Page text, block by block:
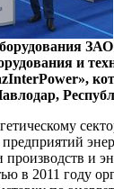
и
производств и
в 2011 году